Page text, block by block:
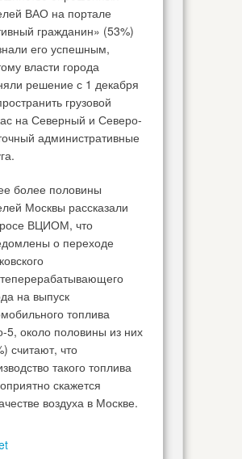
ВАО на портале
гражданин» (53%)
его успешным,
власти города
решение с 1 декабря
грузовой
на Северный и Северо-
административные
более половины
Москвы рассказали
ВЦИОМ, что
о переходе
на выпуск
топлива
5, около половины из них
считают, что
такого топлива
скажется
воздуха в Москве.